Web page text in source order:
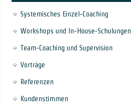
Systemisches Einzel-Coaching
Workshops und In-House-Schulungen
Team-Coaching und Supervision
Vorträge
Referenzen
Kundenstimmen